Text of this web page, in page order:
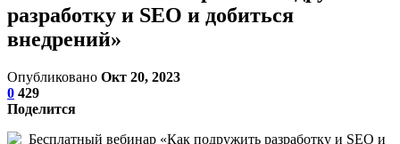
разработку и SEO и добиться
внедрений»
Опубликовано Окт 20, 2023
0 429
Поделится